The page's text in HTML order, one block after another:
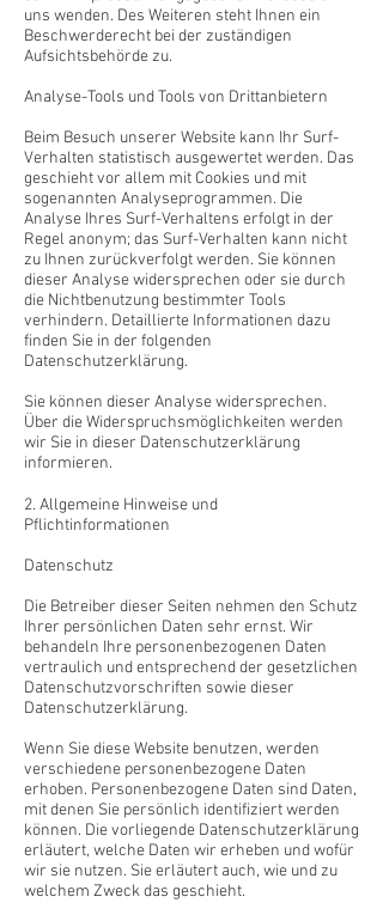
uns wenden. Des Weiteren steht Ihnen ein
Beschwerderecht bei der zuständigen
Aufsichtsbehörde zu.
Analyse-Tools und Tools von Drittanbietern
Beim Besuch unserer Website kann Ihr Surf-
Verhalten statistisch ausgewertet werden. Das
geschieht vor allem mit Cookies und mit
sogenannten Analyseprogrammen. Die
Analyse Ihres Surf-Verhaltens erfolgt in der
Regel anonym; das Surf-Verhalten kann nicht
zu Ihnen zurückverfolgt werden. Sie können
dieser Analyse widersprechen oder sie durch
die Nichtbenutzung bestimmter Tools
verhindern. Detaillierte Informationen dazu
finden Sie in der folgenden
Datenschutzerklärung.
Sie können dieser Analyse widersprechen.
Über die Widerspruchsmöglichkeiten werden
wir Sie in dieser Datenschutzerklärung
informieren.
2. Allgemeine Hinweise und
Pflichtinformationen
Datenschutz
Die Betreiber dieser Seiten nehmen den Schutz
Ihrer persönlichen Daten sehr ernst. Wir
behandeln Ihre personenbezogenen Daten
vertraulich und entsprechend der gesetzlichen
Datenschutzvorschriften sowie dieser
Datenschutzerklärung.
Wenn Sie diese Website benutzen, werden
verschiedene personenbezogene Daten
erhoben. Personenbezogene Daten sind Daten,
mit denen Sie persönlich identifiziert werden
können. Die vorliegende Datenschutzerklärung
erläutert, welche Daten wir erheben und wofür
wir sie nutzen. Sie erläutert auch, wie und zu
welchem Zweck das geschieht.